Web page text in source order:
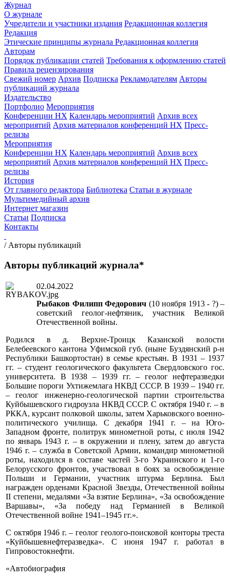
Журнал
О журнале
Учредители и участники издания Редакционная коллегия
Редакция
Этические принципы журнала Редакционная коллегия
Авторам
Порядок публикации статей Требования к оформлению статей
Правила рецензирования
Свежий номер Архив Подписка Рекламодателям Авторы
публикаций журнала
Издательство
Портфолио Мероприятия
Конференции НХ Календарь мероприятий Архив всех
мероприятий Архив материалов конференций НХ Пресс-
релизы
Мероприятия
Конференции НХ Календарь мероприятий Архив всех
мероприятий Архив материалов конференций НХ Пресс-
релизы
История
От главного редактора Библиотека Статьи в журнале
Мультимедийный архив
Интернет магазин
Статьи Подписка
Контакты
/ Авторы публикаций
Авторы публикаций журнала*
02.04.2022
Рыбаков Филипп Федорович (10 ноября 1913 - ?) –
советский геолог-нефтяник, участник Великой
Отечественной войны.
Родился в д. Верхне-Троицк Казанской волости
Белебеевского кантона Уфимской губ. (ныне Буздянский р-н
Республики Башкортостан) в семье крестьян. В 1931 – 1937
гг. – студент геологического факультета Свердловского гос.
университета. В 1938 – 1939 гг. – геолог нефтеразведки
Большие пороги Ухтижемлага НКВД СССР. В 1939 – 1940 гг.
– геолог инженерно-геологической партии строительства
Куйбышевского гидроузла НКВД СССР. С октября 1940 г. – в
РККА, курсант полковой школы, затем Харьковского военно-
политического училища. С декабря 1941 г. – на Юго-
Западном фронте, политрук минометной роты, с июля 1942
по январь 1943 г. – в окружении и плену, затем до августа
1946 г. – служба в Советской Армии, командир минометной
роты, находился в составе частей 3-го Украинского и 1-го
Белорусского фронтов, участвовал в боях за освобождение
Польши и Германии, участник штурма Берлина. Был
награжден орденами Красной Звезды, Отечественной войны
II степени, медалями «За взятие Берлина», «За освобождение
Варшавы», «За победу над Германией в Великой
Отечественной войне 1941–1945 гг.».
С октября 1946 г. – геолог геолого-поисковой конторы треста
«Куйбышевнефтеразведка». С июня 1947 г. работал в
Гипровостокнефти.
«Автобиография